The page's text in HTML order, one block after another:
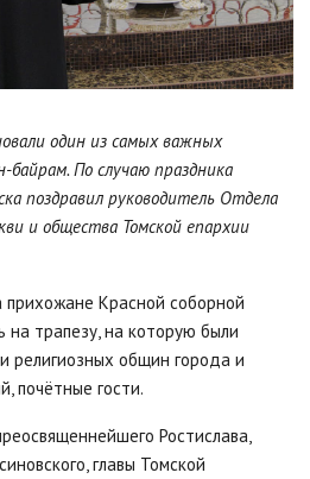
один из самых важных
байрам. По случаю праздника
поздравил руководитель Отдела
и общества Томской епархии
Красной соборной
на трапезу, на которую были
религиозных общин города и
почётные гости.
Ростислава,
главы Томской